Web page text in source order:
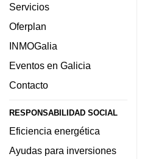
Servicios
Oferplan
INMOGalia
Eventos en Galicia
Contacto
RESPONSABILIDAD SOCIAL
Eficiencia energética
Ayudas para inversiones